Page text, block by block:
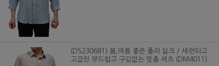
(DS230681) 봄,여름 좋은 폴리 실크 / 세련되고
고급진 부드럽고 구김없는 맞춤 셔츠 (DM4011)